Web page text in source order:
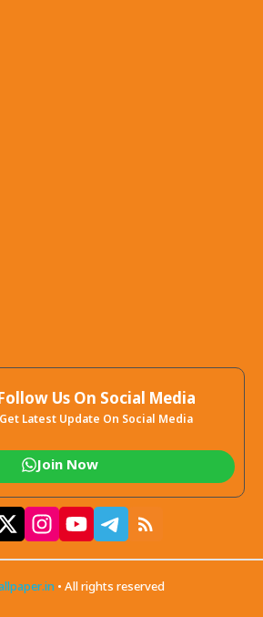
Us On Social Media
Get Latest Update On Social Media
Join Now
• All rights reserved